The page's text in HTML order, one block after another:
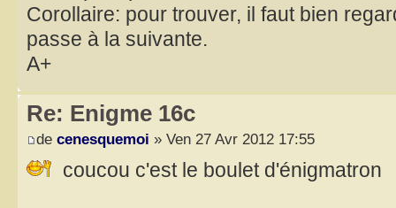
Corollaire: pour trouver, il faut bien
passe à la suivante.
A+
Re: Enigme 16c
de cenesquemoi » Ven 27 Avr 2012 17:55
coucou c'est le boulet d'énigmatron